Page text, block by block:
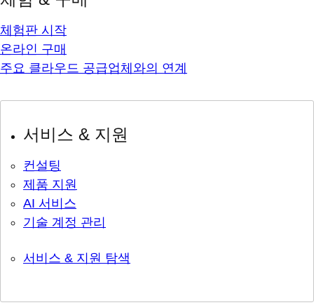
체험판 시작
온라인 구매
주요 클라우드 공급업체와의 연계
서비스 & 지원
컨설팅
제품 지원
AI 서비스
기술 계정 관리
서비스 & 지원 탐색